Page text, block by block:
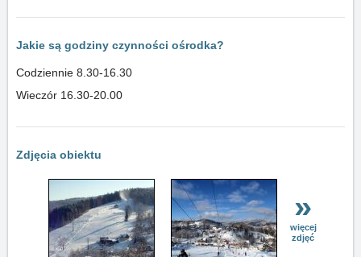
Jakie są godziny czynności ośrodka?
Codziennie 8.30-16.30
Wieczór 16.30-20.00
Zdjęcia obiektu
»
więcej
zdjęć